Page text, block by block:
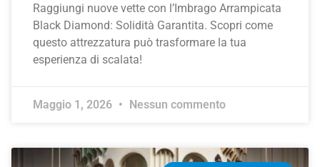
Raggiungi nuove vette con l’Imbrago Arrampicata
Black Diamond: Solidità Garantita. Scopri come
questo attrezzatura può trasformare la tua
esperienza di scalata!
Maggio 1, 2026 Nessun commento